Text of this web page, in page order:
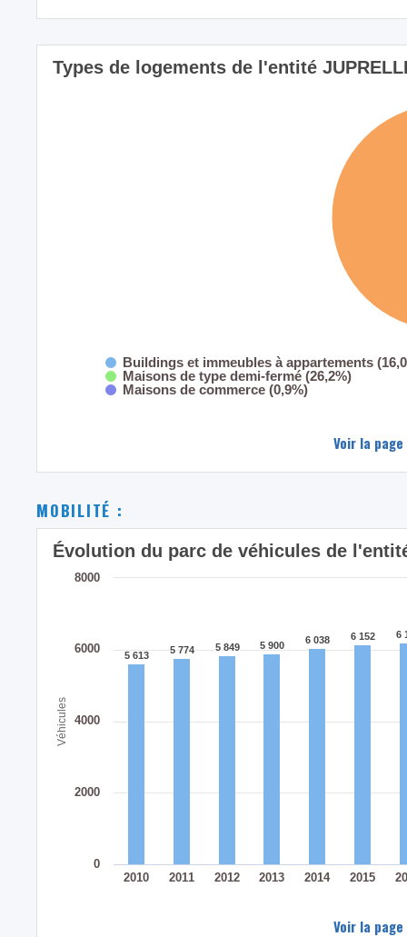
Types de logements de l'entité
Buildings et immeubles à appartements
Maisons de type demi-fermé (26,2%)
Maisons de commerce (0,9%)
Voir la
MOBILITÉ :
Véhicules
Évolution du parc de véhicules de
2010 2011 2012 2013 2014 2015
0
2000
4000
6000
8000
5 613
5 613 5 774
5 774 5 849
5 849 5 900
5 900 6 038
6 038 6 152
6 152 6
6
Voir la